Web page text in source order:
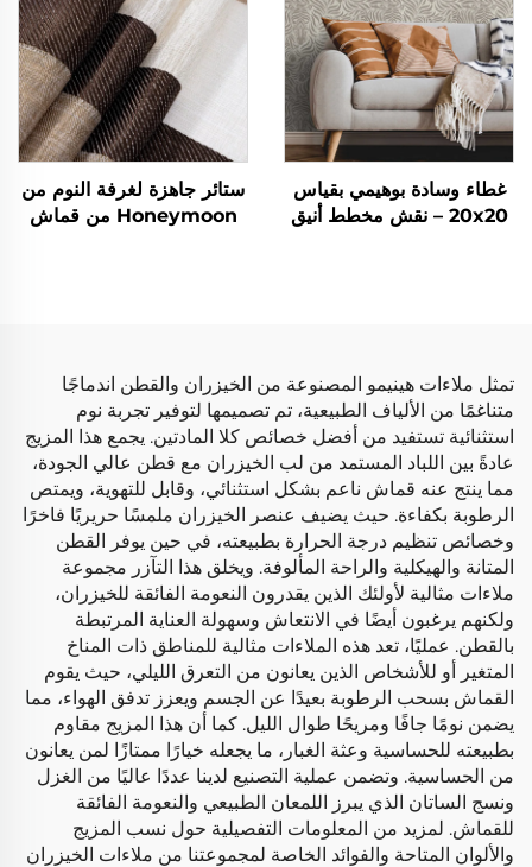
غطاء وسادة بوهيمي بقياس
20x20 – نقش مخطط أنيق
ستائر جاهزة لغرفة النوم من
Honeymoon من قماش
تمثل ملاءات هينيمو المصنوعة من الخيزران والقطن اندماجًا
متناغمًا من الألياف الطبيعية، تم تصميمها لتوفير تجربة نوم
استثنائية تستفيد من أفضل خصائص كلا المادتين. يجمع هذا المزيج
عادةً بين اللباد المستمد من لب الخيزران مع قطن عالي الجودة،
مما ينتج عنه قماش ناعم بشكل استثنائي، وقابل للتهوية، ويمتص
الرطوبة بكفاءة. حيث يضيف عنصر الخيزران ملمسًا حريريًا فاخرًا
وخصائص تنظيم درجة الحرارة بطبيعته، في حين يوفر القطن
المتانة والهيكلية والراحة المألوفة. ويخلق هذا التآزر مجموعة
ملاءات مثالية لأولئك الذين يقدرون النعومة الفائقة للخيزران،
ولكنهم يرغبون أيضًا في الانتعاش وسهولة العناية المرتبطة
بالقطن. عمليًا، تعد هذه الملاءات مثالية للمناطق ذات المناخ
المتغير أو للأشخاص الذين يعانون من التعرق الليلي، حيث يقوم
القماش بسحب الرطوبة بعيدًا عن الجسم ويعزز تدفق الهواء، مما
يضمن نومًا جافًا ومريحًا طوال الليل. كما أن هذا المزيج مقاوم
بطبيعته للحساسية وعثة الغبار، ما يجعله خيارًا ممتازًا لمن يعانون
من الحساسية. وتضمن عملية التصنيع لدينا عددًا عاليًا من الغزل
ونسج الساتان الذي يبرز اللمعان الطبيعي والنعومة الفائقة
للقماش. لمزيد من المعلومات التفصيلية حول نسب المزيج
والألوان المتاحة والفوائد الخاصة لمجموعتنا من ملاءات الخيزران